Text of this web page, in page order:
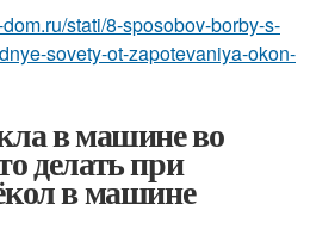
stati/8-sposobov-borby-s-
sovety-ot-zapotevaniya-okon-
в машине во
делать при
в машине